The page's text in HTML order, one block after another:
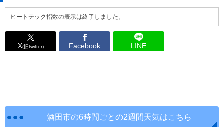
ヒートテック指数の表示は終了しました。
X(旧twitter) Facebook LINE
酒田市の6時間ごとの2週間天気はこちら